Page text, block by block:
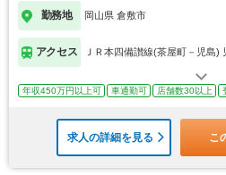
勤務地 岡山県 倉敷市
アクセス ＪＲ本四備讃線(茶屋町－児島)
年収450万円以上可 車通勤可 店舗数30以上
求人の詳細を見る こ